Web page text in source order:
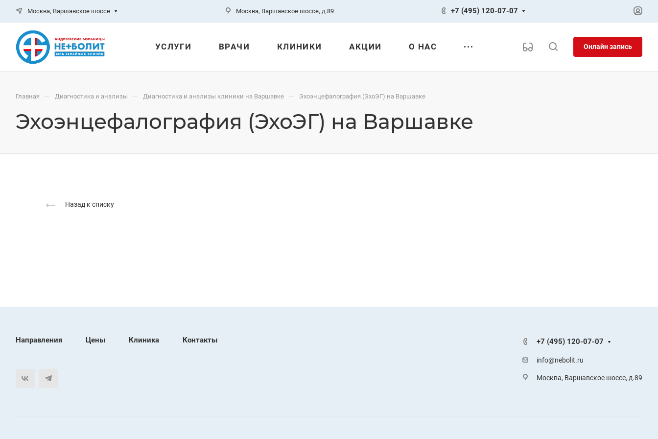
Москва, Варшавское шоссе Москва, Варшавское шоссе, д.89 +7 (495) 120-07-07
УСЛУГИ ВРАЧИ КЛИНИКИ АКЦИИ О НАС Онлайн запись
Главная — Диагностика и анализы — Диагностика и анализы клиники на Варшавке — Эхоэнцефалография (ЭхоЭГ) на Варшавке
Эхоэнцефалография (ЭхоЭГ) на Варшавке
Назад к списку
Направления Цены Клиника Контакты +7 (495) 120-07-07
info@nebolit.ru
Москва, Варшавское шоссе, д.89